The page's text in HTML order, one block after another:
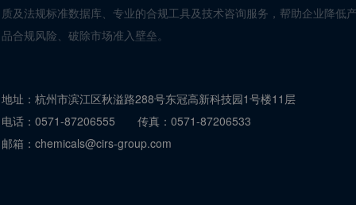
质及法规标准数据库、专业的合规工具及技术咨询服务，帮助企业降低
品合规风险、破除市场准入壁垒。
地址： 杭州市滨江区秋溢路288号东冠高新科技园1号楼11层
电话： 0571-87206555 传真： 0571-87206533
邮箱： chemicals@cirs-group.com